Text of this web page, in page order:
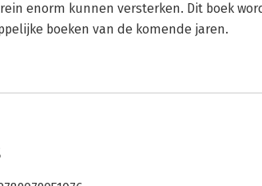
enorm kunnen versterken. Dit boek
boeken van de komende jaren.